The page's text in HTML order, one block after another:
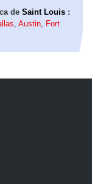
de Saint Louis :
, Austin, Fort